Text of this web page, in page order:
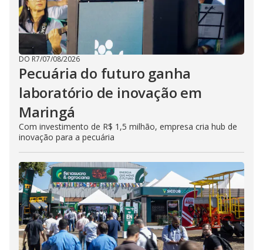
DO R7/07/08/2026
Pecuária do futuro ganha
laboratório de inovação em
Maringá
Com investimento de R$ 1,5 milhão, empresa cria hub de
inovação para a pecuária